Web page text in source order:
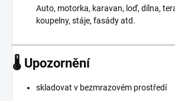
Auto, motorka, karavan, loď, dílna,
koupelny, stáje, fasády atd.
🌡️ Upozornění
skladovat v bezmrazovém prostředí